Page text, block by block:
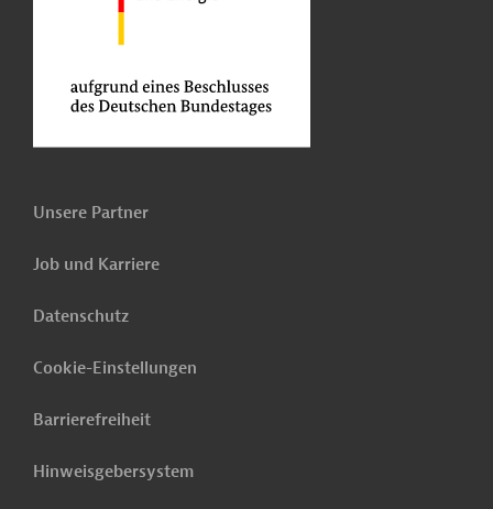
Unsere Partner
Job und Karriere
Datenschutz
Cookie-Einstellungen
Barrierefreiheit
Hinweisgebersystem